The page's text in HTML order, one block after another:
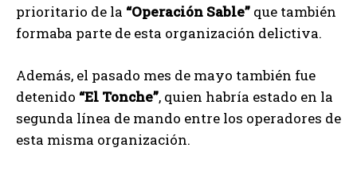
prioritario de la “Operación Sable” que también
formaba parte de esta organización delictiva.
Además, el pasado mes de mayo también fue
detenido “El Tonche”, quien habría estado en la
segunda línea de mando entre los operadores de
esta misma organización.